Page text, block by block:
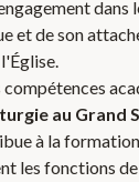
dans
et de son
compétences
au Grand
à la
les fonctions de